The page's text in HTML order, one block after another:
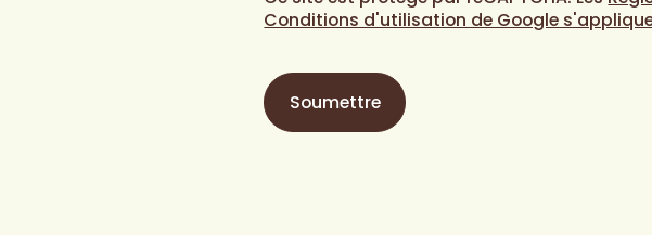
Conditions d'utilisation de Google
Soumettre